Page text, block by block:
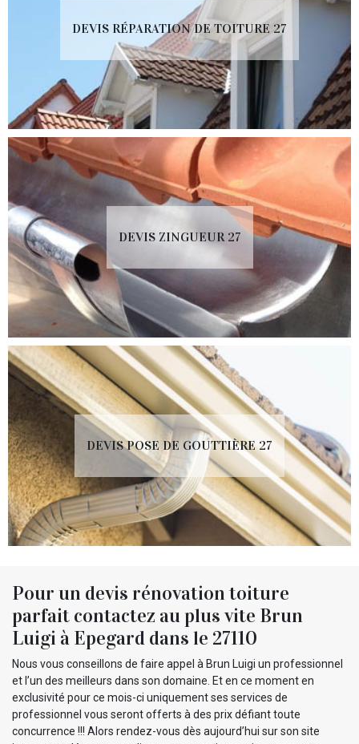
DEVIS RÉPARATION DE TOITURE 27
DEVIS ZINGUEUR 27
DEVIS POSE DE GOUTTIÈRE 27
Pour un devis rénovation toiture
parfait contactez au plus vite Brun
Luigi à Epegard dans le 27110
Nous vous conseillons de faire appel à Brun Luigi un professionnel
et l’un des meilleurs dans son domaine. Et en ce moment en
exclusivité pour ce mois-ci uniquement ses services de
professionnel vous seront offerts à des prix défiant toute
concurrence !!! Alors rendez-vous dès aujourd’hui sur son site